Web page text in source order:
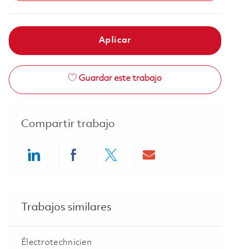
Aplicar
Guardar este trabajo
Compartir trabajo
Trabajos similares
Électrotechnicien